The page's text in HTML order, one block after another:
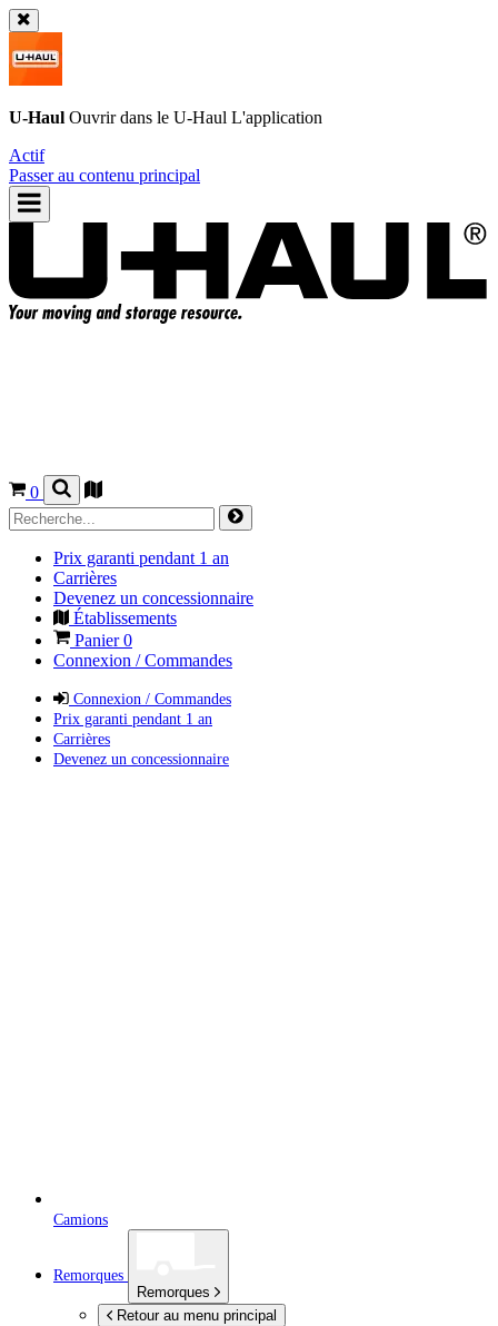
U-Haul Ouvrir dans le U-Haul L'application
Actif
Passer au contenu principal
0
Prix garanti pendant 1 an
Carrières
Devenez un concessionnaire
Établissements
Panier0
Connexion / Commandes
Connexion / Commandes
Prix garanti pendant 1 an
Carrières
Devenez un concessionnaire
Camions
Remorques
Remorques
Retour au menu principal